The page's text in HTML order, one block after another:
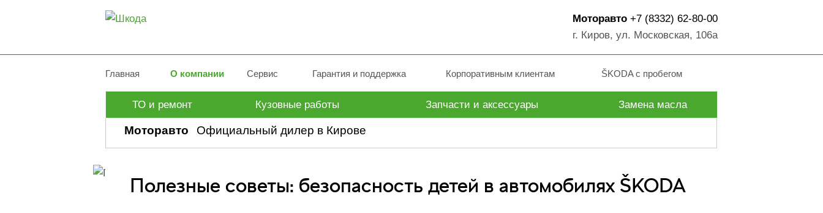
Моторавто +7 (8332) 62-80-00
г. Киров, ул. Московская, 106а
Главная О компании Сервис Гарантия и поддержка Корпоративным клиентам ŠKODA с пробегом
ТО и ремонт Кузовные работы Запчасти и аксессуары Замена масла
Моторавто Официальный дилер в Кирове
Полезные советы: безопасность детей в автомобилях ŠKODA